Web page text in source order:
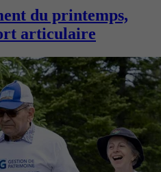
du printemps,
articulaire